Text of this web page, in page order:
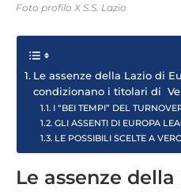
Foto profilo X S.S. Lazio
Le assenze della Lazio di
condizionano i titolari di
I “BEI TEMPI” DEL
GLI ASSENTI DI EUROPA
LE POSSIBILI SCELTE A
Le assenze